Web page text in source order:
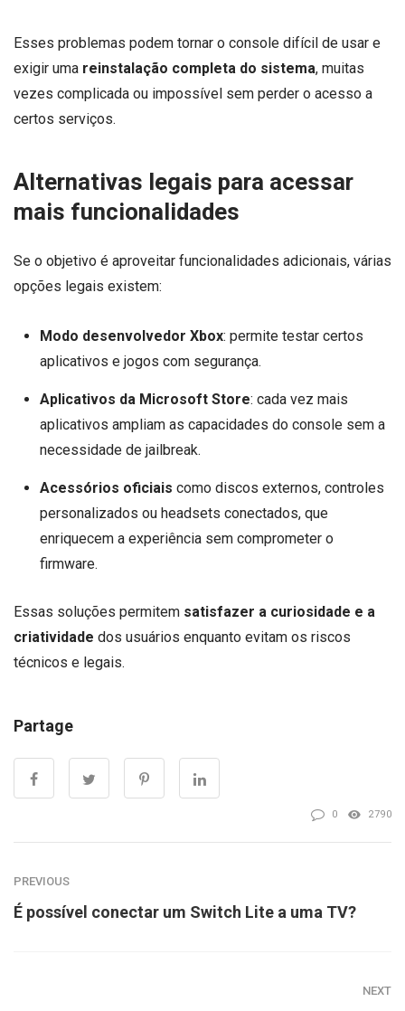
Esses problemas podem tornar o console difícil de usar e
exigir uma reinstalação completa do sistema, muitas
vezes complicada ou impossível sem perder o acesso a
certos serviços.
Alternativas legais para acessar
mais funcionalidades
Se o objetivo é aproveitar funcionalidades adicionais, várias
opções legais existem:
Modo desenvolvedor Xbox: permite testar certos
aplicativos e jogos com segurança.
Aplicativos da Microsoft Store: cada vez mais
aplicativos ampliam as capacidades do console sem a
necessidade de jailbreak.
Acessórios oficiais como discos externos, controles
personalizados ou headsets conectados, que
enriquecem a experiência sem comprometer o
firmware.
Essas soluções permitem satisfazer a curiosidade e a
criatividade dos usuários enquanto evitam os riscos
técnicos e legais.
Partage
0 2790
PREVIOUS
É possível conectar um Switch Lite a uma TV?
NEXT